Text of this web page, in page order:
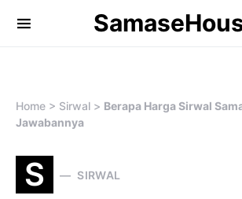
Search for:
Home > Sirwal > Berapa Harga Sirwal
Jawabannya
S SIRWAL